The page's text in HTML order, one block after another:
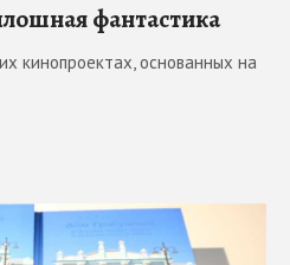
фантастика
кинопроектах, основанных на